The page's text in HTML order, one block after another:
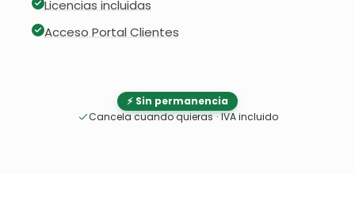
Licencias incluidas
Acceso Portal Clientes
⚡ Sin permanencia
Cancela cuando quieras · IVA incluido